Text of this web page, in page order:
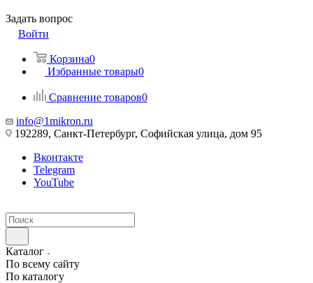
Задать вопрос
Войти
Корзина0
Избранные товары0
Сравнение товаров0
info@1mikron.ru
192289, Санкт-Петербург, Софийская улица, дом 95
Вконтакте
Telegram
YouTube
Каталог
По всему сайту
По каталогу